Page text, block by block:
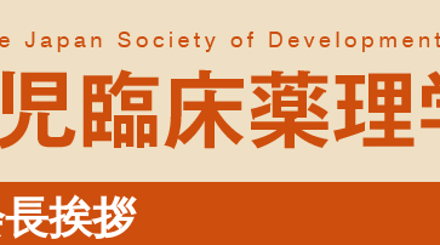
挨拶